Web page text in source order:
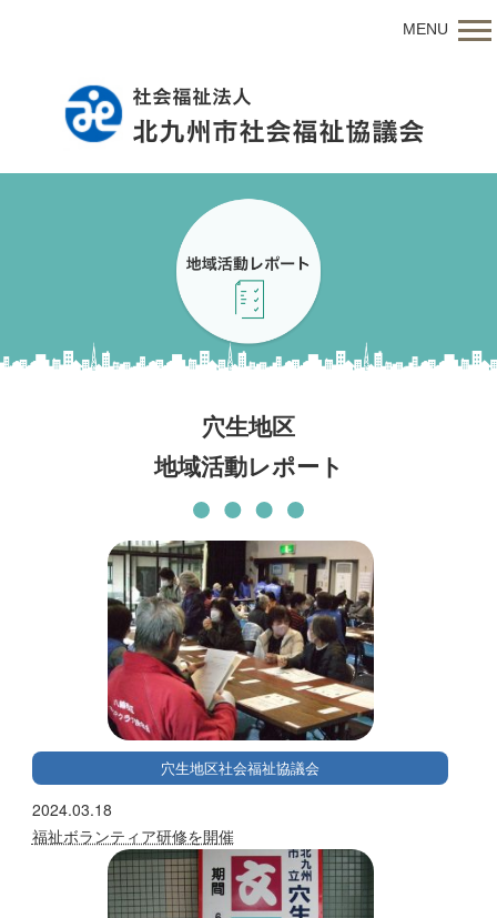
MENU
穴生地区
地域活動レポート
穴生地区社会福祉協議会
2024.03.18
福祉ボランティア研修を開催